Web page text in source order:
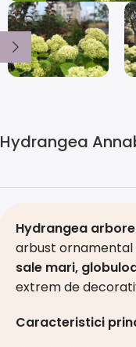
Hydrangea
Hydrangea
arbust
sale mari,
extrem de
Caracteristici